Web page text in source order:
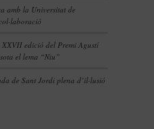
amb la Universitat de
edició del Premi Agustí
el lema “Niu”
de Sant Jordi plena d’il·lusió